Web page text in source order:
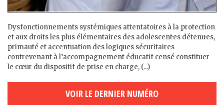
Dysfonctionnements systémiques attentatoires à la protection
et aux droits les plus élémentaires des adolescent·es détenu·es,
primauté et accentuation des logiques sécuritaires
contrevenant à l’accompagnement éducatif censé constituer
le cœur du dispositif de prise en charge, (...)
VOIR LE DERNIER NUMÉRO